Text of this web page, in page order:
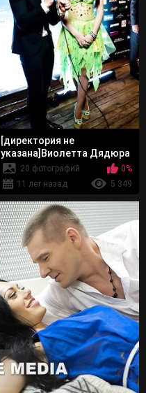
[директория не
указана]Виолетта Дядюра
"VIA-Летта"
20 фотографий
0%
11 лет назад
5 349